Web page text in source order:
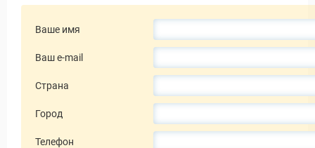
Дахаб
Ваше имя
Ваш e-mail
Страна
Город
Телефон